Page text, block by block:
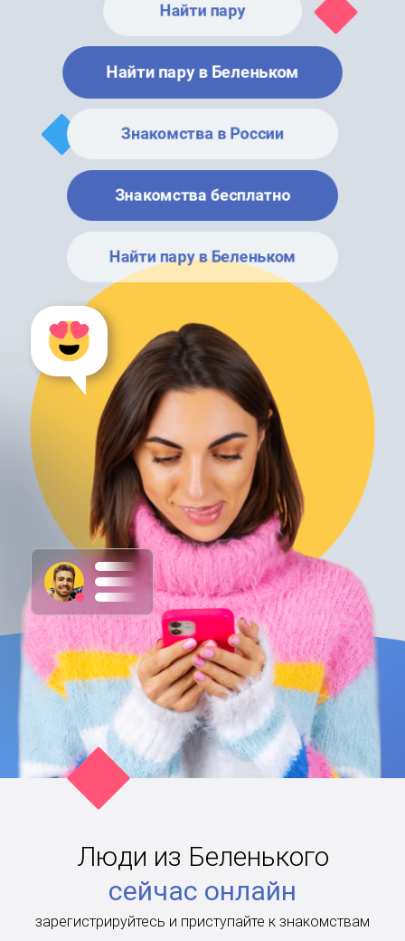
Найти пару
Найти пару в Беленьком
Знакомства в России
Знакомства бесплатно
Найти пару в Беленьком
Люди из Беленького
сейчас онлайн
зарегистрируйтесь и приступайте к знакомствам